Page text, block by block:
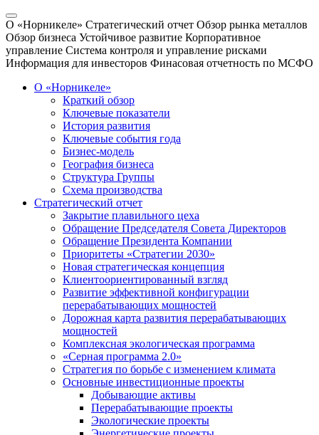
О «Норникеле» Стратегический отчет Обзор рынка металлов
Обзор бизнеса Устойчивое развитие Корпоративное
управление Система контроля и управление рисками
Информация для инвесторов Финасовая отчетность по МСФО
О «Норникеле»
Краткий обзор
Ключевые показатели
История развития
Ключевые события года
Бизнес-модель
География бизнеса
Структура Группы
Схема производства
Стратегический отчет
Закрытие плавильного цеха
Обращение Председателя Совета Директоров
Обращение Президента Компании
Приоритеты «Стратегии 2030»
Новая стратегическая концепция
Клиентоориентированный взгляд
Развитие эффективной конфигурации
перерабатывающих мощностей
Дорожная карта развития перерабатывающих
мощностей
Комплексная экологическая программа
«Серная программа 2.0»
Стратегия по борьбе с изменением климата
Основные инвестиционные проекты
Добывающие активы
Перерабатывающие проекты
Экологические проекты